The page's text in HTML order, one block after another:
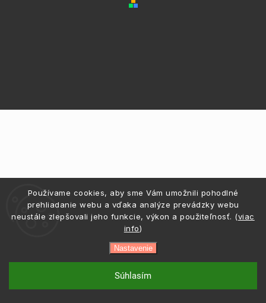
Používame cookies, aby sme Vám umožnili pohodlné
prehliadanie webu a vďaka analýze prevádzky webu
neustále zlepšovali jeho funkcie, výkon a použiteľnosť. (viac
info)
Nastavenie
Súhlasím